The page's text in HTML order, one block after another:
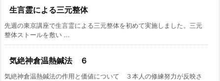
生言霊による三元整体
先週の東京講座で生言霊による三元整体を初めて実施しました。三元
整体ストールを敷い ...
気絶神倉温熱鍼法 ６
気絶神倉温熱鍼法の作用と価値について ３本人の修練努力が反映さ